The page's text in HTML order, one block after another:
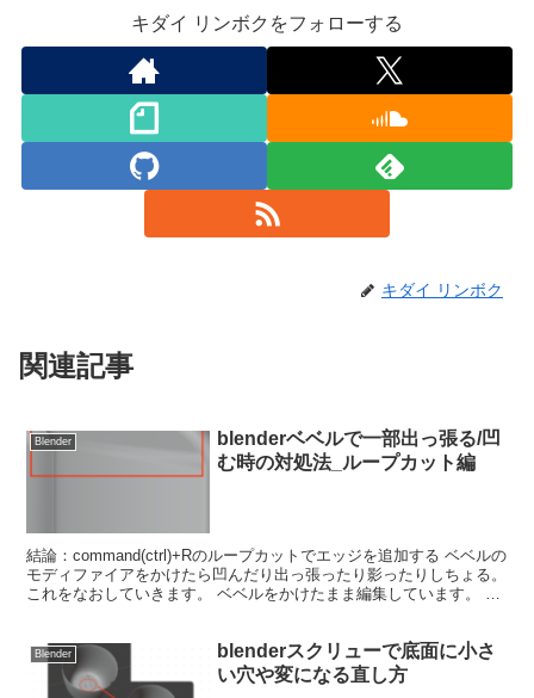
キダイ リンボクをフォローする
キダイ リンボク
関連記事
Blender
blenderベベルで一部出っ張る/凹
む時の対処法_ループカット編
結論：command(ctrl)+Rのループカットでエッジを追加する ベベルの
モディファイアをかけたら凹んだり出っ張ったり影ったりしちょる。
これをなおしていきます。 ベベルをかけたまま編集しています。 編
Blender
blenderスクリューで底面に小さ
い穴や変になる直し方